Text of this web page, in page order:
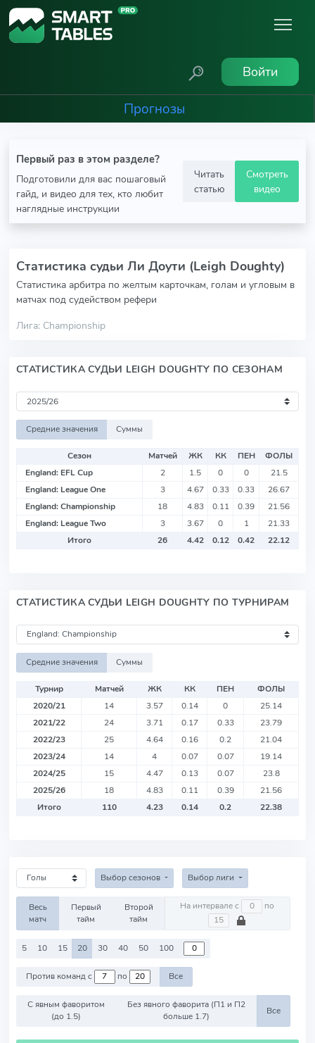
Войти
Прогнозы
Первый раз в этом разделе?
Подготовили для вас пошаговый
гайд, и видео для тех, кто любит
наглядные инструкции
Читать
статью
Смотреть
видео
Статистика судьи Ли Доути (Leigh Doughty)
Статистика арбитра по желтым карточкам, голам и угловым в
матчах под судейством рефери
Лига: Championship
СТАТИСТИКА СУДЬИ LEIGH DOUGHTY ПО СЕЗОНАМ
Средние значения Суммы
Сезон Матчей ЖК КК ПЕН
ФОЛЫ
England: EFL Cup
2 1.5 0 0
21.5
England: League One
3 4.67 0.33 0.33
26.67
England: Championship
18 4.83 0.11 0.39
21.56
England: League Two
3 3.67 0 1
21.33
Итого
26 4.42 0.12 0.42 22.12
СТАТИСТИКА СУДЬИ LEIGH DOUGHTY ПО ТУРНИРАМ
Средние значения Суммы
Турнир Матчей ЖК КК ПЕН
ФОЛЫ
2020/21
14 3.57 0.14 0
25.14
2021/22
24 3.71 0.17 0.33
23.79
2022/23
25 4.64 0.16 0.2
21.04
2023/24
14 4 0.07 0.07
19.14
2024/25
15 4.47 0.13 0.07
23.8
2025/26
18 4.83 0.11 0.39
21.56
Итого
110 4.23 0.14 0.2 22.38
Выбор сезонов Выбор лиги
Весь
матч
Первый
тайм
Второй
тайм
На интервале с по
5 10 15 20 30 40 50 100
Против команд с по Все
С явным фаворитом
(до 1.5)
Без явного фаворита (П1 и П2
больше 1.7)
Все